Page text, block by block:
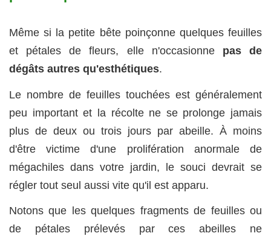
Même si la petite bête poinçonne quelques feuilles
et pétales de fleurs, elle n'occasionne pas de
dégâts autres qu'esthétiques.
Le nombre de feuilles touchées est généralement
peu important et la récolte ne se prolonge jamais
plus de deux ou trois jours par abeille. À moins
d'être victime d'une prolifération anormale de
mégachiles dans votre jardin, le souci devrait se
régler tout seul aussi vite qu'il est apparu.
Notons que les quelques fragments de feuilles ou
de pétales prélevés par ces abeilles ne